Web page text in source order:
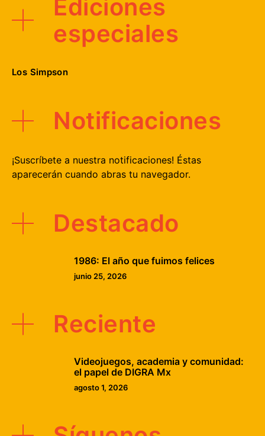
Ediciones
especiales
Los Simpson
Notificaciones
¡Suscríbete a nuestra notificaciones! Éstas
aparecerán cuando abras tu navegador.
Destacado
1986: El año que fuimos felices
junio 25, 2026
Reciente
Videojuegos, academia y comunidad:
el papel de DIGRA Mx
agosto 1, 2026